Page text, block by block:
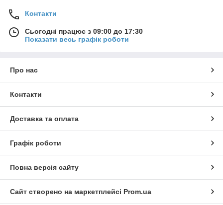
Контакти
Сьогодні працює з 09:00 до 17:30
Показати весь графік роботи
Про нас
Контакти
Доставка та оплата
Графік роботи
Повна версія сайту
Сайт створено на маркетплейсі Prom.ua